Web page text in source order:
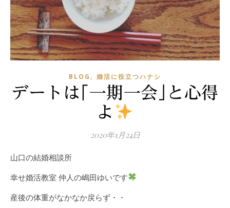
BLOG , 婚活に役立つハナシ
デートは｢一期一会｣と心得
よ
2020年1月24日
山口の結婚相談所
幸せ婚活教室 仲人の嶋田ゆいです
産後の体重がなかなか戻らず・・